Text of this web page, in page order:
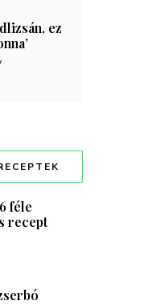
ez
féle
recept